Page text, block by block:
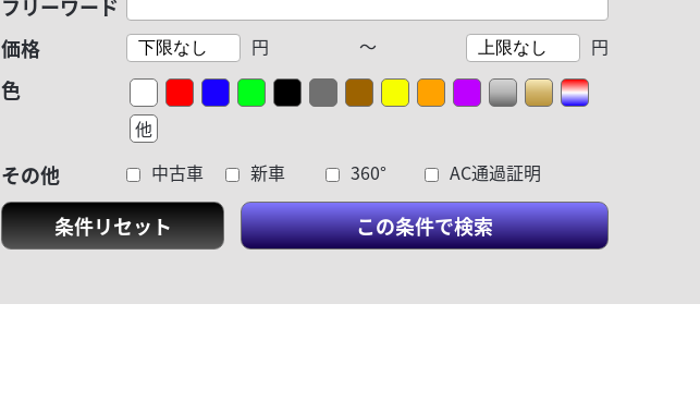
フリーワード
価格
円 ～ 円
色
他
その他 中古車 新車 360° AC通過証明
条件リセット この条件で検索